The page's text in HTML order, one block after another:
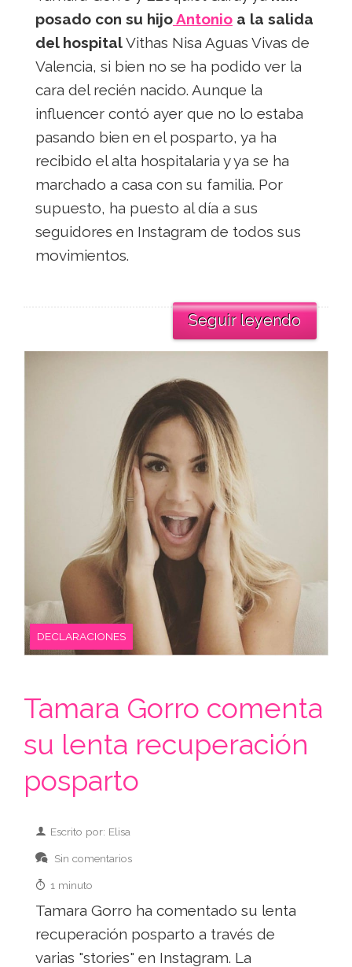
posado con su hijoAntonio a la salida
del hospitalVithas Nisa Aguas Vivas de
Valencia, si bien no se ha podido ver la
cara del recién nacido. Aunque la
influencer contó ayer que no lo estaba
pasando bien en el posparto, ya ha
recibido el alta hospitalaria y ya se ha
marchado a casa con su familia. Por
supuesto, ha puesto al día a sus
seguidores en Instagram de todos sus
movimientos.
Seguir leyendo
DECLARACIONES
Tamara Gorro comenta
su lenta recuperación
posparto
Escrito por: Elisa
Sin comentarios
1 minuto
Tamara Gorro ha comentado su lenta
recuperación posparto a través de
varias "stories" en Instagram. La